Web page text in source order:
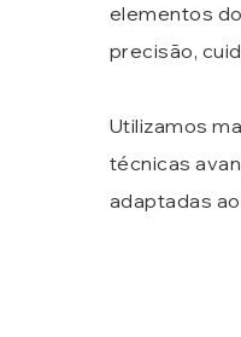
elementos
precisão,
Utilizamos
técnicas
adaptadas